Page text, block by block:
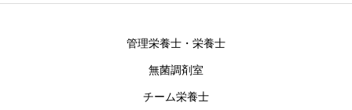
管理栄養士・栄養士
無菌調剤室
チーム栄養士